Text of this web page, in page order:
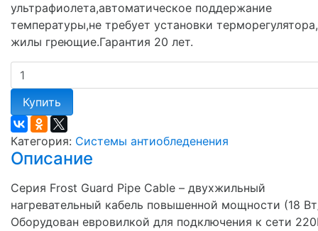
ультрафиолета,автоматическое поддержание
температуры,не требует установки
жилы греющие.Гарантия 20 лет.
Купить
Категория: Системы антиобледенения
Описание
Серия Frost Guard Pipe Cable – двухжильный
нагревательный кабель повышенной мощности (18
Оборудован евровилкой для подключения к сети